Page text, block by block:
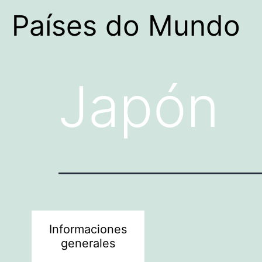
Países do Mundo
Japón
Informaciones
generales